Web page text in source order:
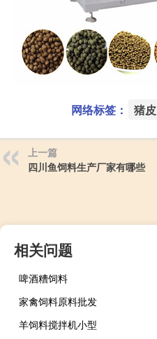
网络标签： 猪皮
上一篇
四川鱼饲料生产厂家有哪些
相关问题
啤酒糟饲料
家禽饲料原料批发
羊饲料搅拌机小型